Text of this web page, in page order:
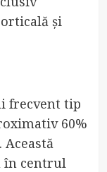
și
frecvent tip
60%
în centrul